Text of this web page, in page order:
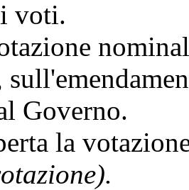
voti.
Governo.
la